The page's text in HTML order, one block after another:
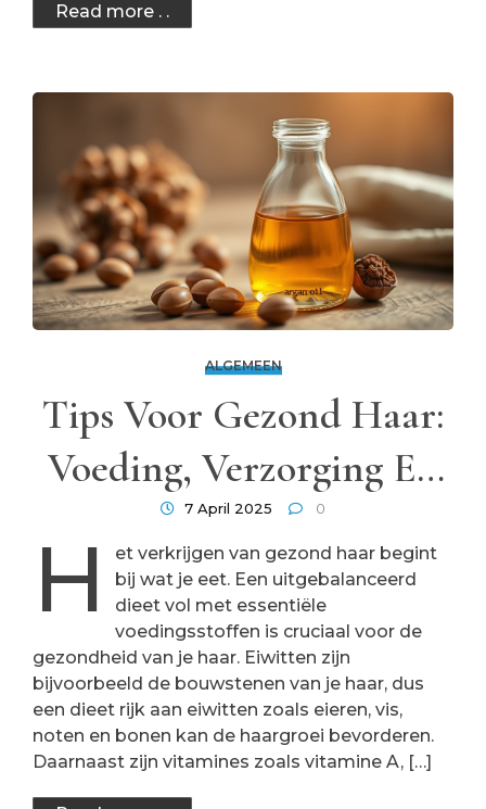
Read more . .
ALGEMEEN
Tips Voor Gezond Haar:
Voeding, Verzorging En
Natuurlijke Oliën
7 April 2025 0
H
et verkrijgen van gezond haar begint
bij wat je eet. Een uitgebalanceerd
dieet vol met essentiële
voedingsstoffen is cruciaal voor de
gezondheid van je haar. Eiwitten zijn
bijvoorbeeld de bouwstenen van je haar, dus
een dieet rijk aan eiwitten zoals eieren, vis,
noten en bonen kan de haargroei bevorderen.
Daarnaast zijn vitamines zoals vitamine A, […]